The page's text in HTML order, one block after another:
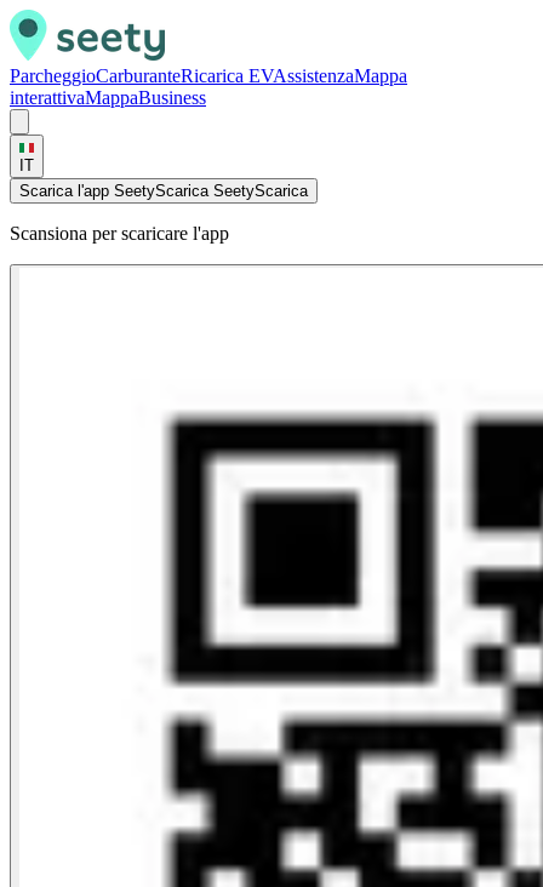
ParcheggioCarburanteRicarica EVAssistenzaMappa
interattivaMappaBusiness
IT
Scarica l'app SeetyScarica SeetyScarica
Scansiona per scaricare l'app